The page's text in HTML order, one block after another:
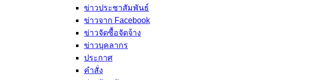
ข่าวประชาสัมพันธ์
ข่าวจาก Facebook
ข่าวจัดซื้อจัดจ้าง
ข่าวบุคลากร
ประกาศ
คำสั่ง